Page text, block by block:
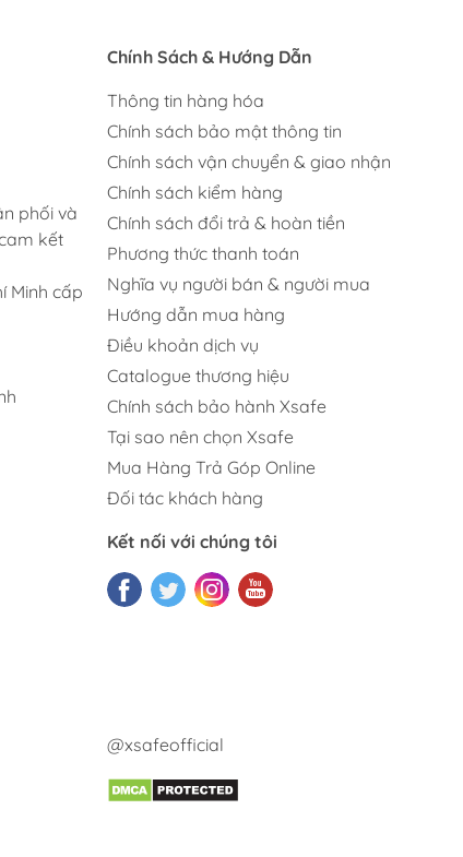
phối và
kết
Minh cấp
Chính Sách & Hướng Dẫn
Thông tin hàng hóa
Chính sách bảo mật thông tin
Chính sách vận chuyển & giao nhận
Chính sách kiểm hàng
Chính sách đổi trả & hoàn tiền
Phương thức thanh toán
Nghĩa vụ người bán & người mua
Hướng dẫn mua hàng
Điều khoản dịch vụ
Catalogue thương hiệu
Chính sách bảo hành Xsafe
Tại sao nên chọn Xsafe
Mua Hàng Trả Góp Online
Đối tác khách hàng
Kết nối với chúng tôi
@xsafeofficial